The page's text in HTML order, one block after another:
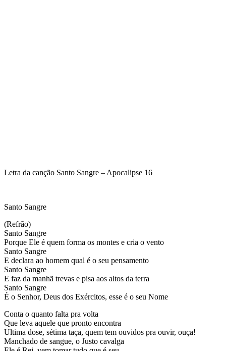
Letra da canção Santo Sangre – Apocalipse 16
Santo Sangre
(Refrão)
Santo Sangre
Porque Ele é quem forma os montes e cria o vento
Santo Sangre
E declara ao homem qual é o seu pensamento
Santo Sangre
E faz da manhã trevas e pisa aos altos da terra
Santo Sangre
É o Senhor, Deus dos Exércitos, esse é o seu Nome
Conta o quanto falta pra volta
Que leva aquele que pronto encontra
Ultima dose, sétima taça, quem tem ouvidos pra ouvir, ouça!
Manchado de sangue, o Justo cavalga